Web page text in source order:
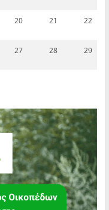
20 21 22
27 28 29